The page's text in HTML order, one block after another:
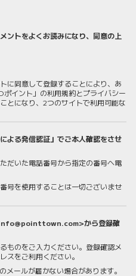
ントをよくお読みになり、同意の上
に同意して登録することにより、あ
イント」の利用規約とプライバシー
とになり、2つのサイトで利用可能な
よる発信認証」でご本人確認をさせ
だいた電話番号から指定の番号へ電
号を使用することは一切ございませ
から登録確
ものをご入力ください。登録確認メ
スをご利用ください。
メールが届かない場合があります。